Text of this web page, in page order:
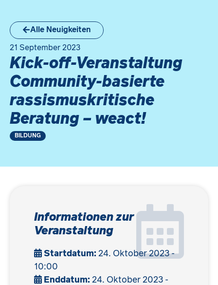
Alle Neuigkeiten
21 September 2023
Kick-off-Veranstaltung
Community-basierte
rassismuskritische
Beratung – weact!
BILDUNG
Informationen zur
Veranstaltung
Startdatum: 24. Oktober 2023 -
10:00
Enddatum: 24. Oktober 2023 -